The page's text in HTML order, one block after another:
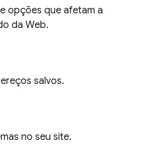
opções que afetam a
da Web.
salvos.
no seu site.